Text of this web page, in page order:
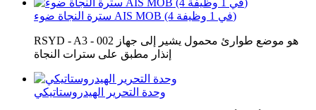
سترة النجاة ضوء AIS MOB (4 في 1 وظيفة)
RSYD - A3 - 002 هو موضع طوارئ محمول يشير إلى جهاز
إنذار مطبق على سترات النجاة
وحدة التحرير الهيدروستاتيكي